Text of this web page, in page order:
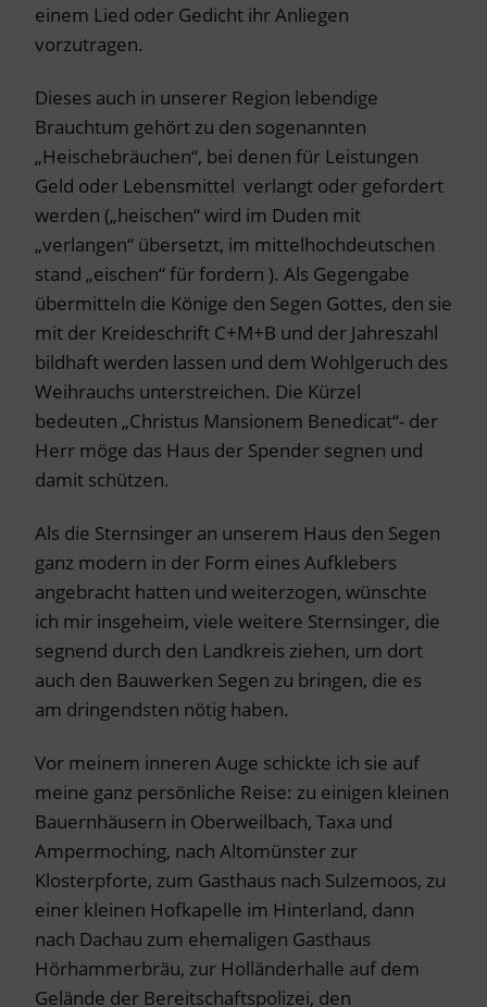
einem Lied oder Gedicht ihr Anliegen
vorzutragen.
Dieses auch in unserer Region lebendige
Brauchtum gehört zu den sogenannten
„Heischebräuchen“, bei denen für Leistungen
Geld oder Lebensmittel verlangt oder gefordert
werden („heischen“ wird im Duden mit
„verlangen“ übersetzt, im mittelhochdeutschen
stand „eischen“ für fordern ). Als Gegengabe
übermitteln die Könige den Segen Gottes, den sie
mit der Kreideschrift C+M+B und der Jahreszahl
bildhaft werden lassen und dem Wohlgeruch des
Weihrauchs unterstreichen. Die Kürzel
bedeuten „Christus Mansionem Benedicat“- der
Herr möge das Haus der Spender segnen und
damit schützen.
Als die Sternsinger an unserem Haus den Segen
ganz modern in der Form eines Aufklebers
angebracht hatten und weiterzogen, wünschte
ich mir insgeheim, viele weitere Sternsinger, die
segnend durch den Landkreis ziehen, um dort
auch den Bauwerken Segen zu bringen, die es
am dringendsten nötig haben.
Vor meinem inneren Auge schickte ich sie auf
meine ganz persönliche Reise: zu einigen kleinen
Bauernhäusern in Oberweilbach, Taxa und
Ampermoching, nach Altomünster zur
Klosterpforte, zum Gasthaus nach Sulzemoos, zu
einer kleinen Hofkapelle im Hinterland, dann
nach Dachau zum ehemaligen Gasthaus
Hörhammerbräu, zur Holländerhalle auf dem
Gelände der Bereitschaftspolizei, den